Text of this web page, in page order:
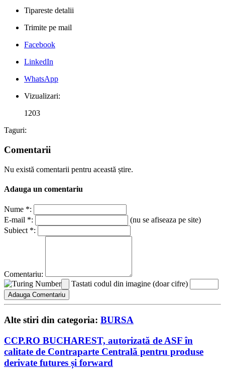
Tipareste detalii
Trimite pe mail
Facebook
LinkedIn
WhatsApp
Vizualizari:
1203
Taguri:
Comentarii
Nu există comentarii pentru această știre.
Adauga un comentariu
Nume *:
E-mail *:
(nu se afiseaza pe site)
Subiect *:
Comentariu:
Tastati codul din imagine (doar cifre)
Alte stiri din categoria: BURSA
CCP.RO BUCHAREST, autorizată de ASF în
calitate de Contraparte Centrală pentru produse
derivate futures și forward